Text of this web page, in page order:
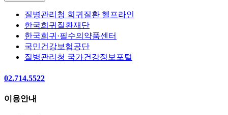
질병관리청 희귀질환 헬프라인
한국희귀질환재단
한국희귀·필수의약품센터
국민건강보험공단
질병관리청 국가건강정보포털
02.714.5522
이용안내